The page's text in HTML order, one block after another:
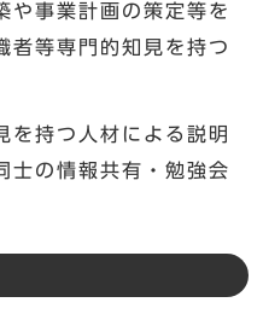
や事業計画の策定等を
者等専門的知見を持つ
を持つ人材による説明
士の情報共有・勉強会